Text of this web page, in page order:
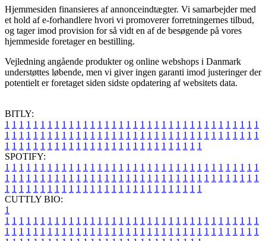
Hjemmesiden finansieres af annonceindtægter. Vi samarbejder med
et hold af e-forhandlere hvori vi promoverer forretningernes tilbud,
og tager imod provision for så vidt en af de besøgende på vores
hjemmeside foretager en bestilling.
Vejledning angående produkter og online webshops i Danmark
understøttes løbende, men vi giver ingen garanti imod justeringer der
potentielt er foretaget siden sidste opdatering af websitets data.
BITLY:
1 1 1 1 1 1 1 1 1 1 1 1 1 1 1 1 1 1 1 1 1 1 1 1 1 1 1 1 1 1 1 1 1 1 1 1
1 1 1 1 1 1 1 1 1 1 1 1 1 1 1 1 1 1 1 1 1 1 1 1 1 1 1 1 1 1 1 1 1 1 1 1
1 1 1 1 1 1 1 1 1 1 1 1 1 1 1 1 1 1 1 1 1 1 1 1 1 1 1 1
SPOTIFY:
1 1 1 1 1 1 1 1 1 1 1 1 1 1 1 1 1 1 1 1 1 1 1 1 1 1 1 1 1 1 1 1 1 1 1 1
1 1 1 1 1 1 1 1 1 1 1 1 1 1 1 1 1 1 1 1 1 1 1 1 1 1 1 1 1 1 1 1 1 1 1 1
1 1 1 1 1 1 1 1 1 1 1 1 1 1 1 1 1 1 1 1 1 1 1 1 1 1 1 1
CUTTLY BIO:
1
1 1 1 1 1 1 1 1 1 1 1 1 1 1 1 1 1 1 1 1 1 1 1 1 1 1 1 1 1 1 1 1 1 1 1 1
1 1 1 1 1 1 1 1 1 1 1 1 1 1 1 1 1 1 1 1 1 1 1 1 1 1 1 1 1 1 1 1 1 1 1 1